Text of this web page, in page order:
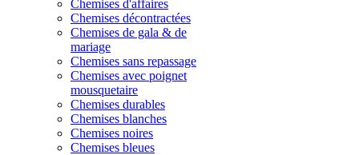
Chemises d'affaires
Chemises décontractées
Chemises de gala & de
mariage
Chemises sans repassage
Chemises avec poignet
mousquetaire
Chemises durables
Chemises blanches
Chemises noires
Chemises bleues